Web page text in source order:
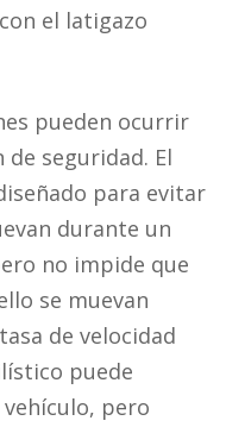
el latigazo
pueden ocurrir
seguridad. El
para evitar
durante un
no impide que
se muevan
de velocidad
puede
pero